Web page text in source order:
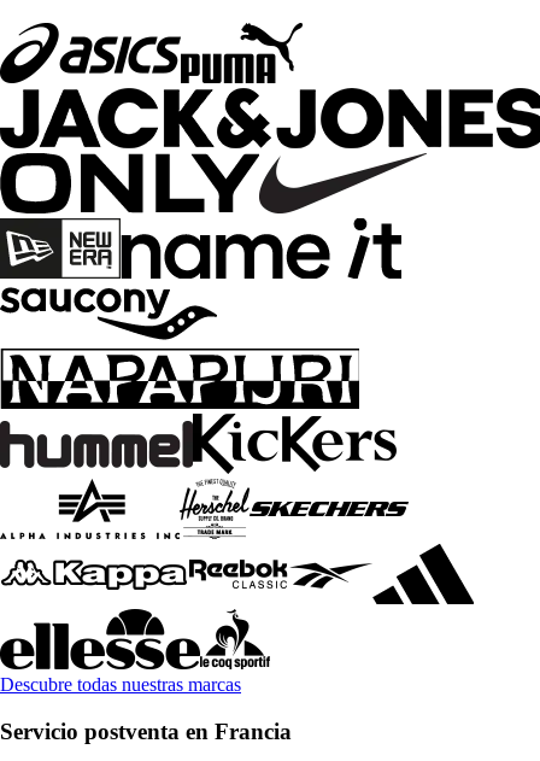
Descubre todas nuestras marcas
Servicio postventa en Francia